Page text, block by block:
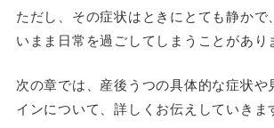
ただし、その症状はときにとても静かで
いまま日常を過ごしてしまうことがあり
次の章では、産後うつの具体的な症状や
インについて、詳しくお伝えしていきま